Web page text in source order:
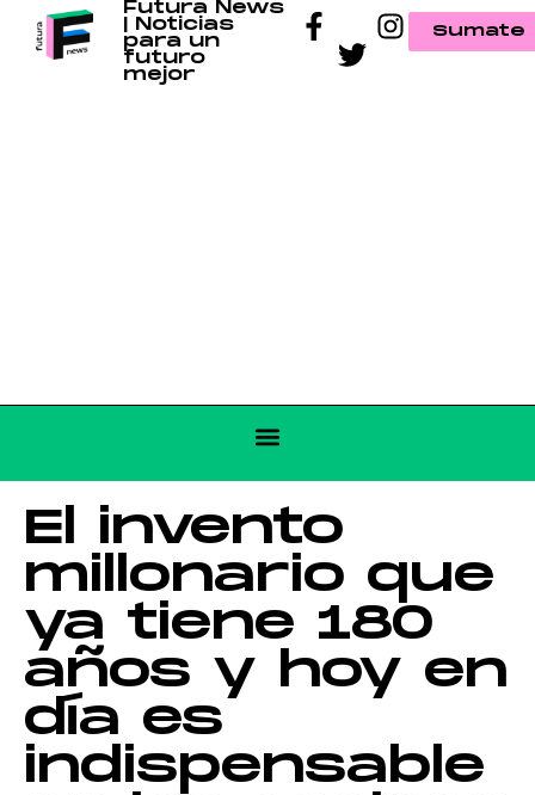
Futura News
| Noticias
para un
futuro
mejor
Sumate
El invento
millonario que
ya tiene 180
años y hoy en
día es
indispensable